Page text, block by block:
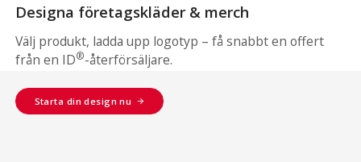
Designa företagskläder & merch
Välj produkt, ladda upp logotyp – få snabbt en offert
från en ID®-återförsäljare.
Starta din design nu